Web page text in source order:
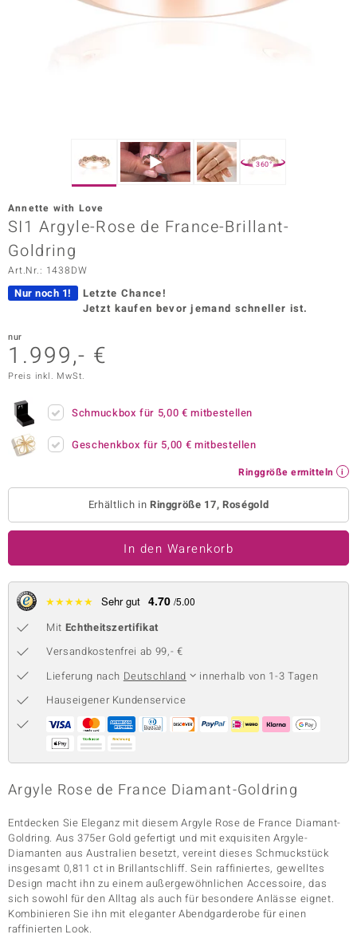
Vogue
BY DE MELO
Collection
360°
Annette with Love
SI1 Argyle-Rose de France-Brillant-
Goldring
Art.Nr.: 1438DW
Nur noch 1!
Letzte Chance!
Jetzt kaufen bevor jemand schneller ist.
nur
1.999,- €
Preis inkl. MwSt.
Schmuckbox für 5,00 € mitbestellen
Geschenkbox für 5,00 € mitbestellen
Ringgröße ermitteln
Erhältlich in Ringgröße 17, Roségold
In den Warenkorb
★★★★★ Sehr gut 4.70 /5.00
Mit Echtheitszertifikat
Versandkostenfrei ab 99,- €
Lieferung nach Deutschland
innerhalb von 1-3 Tagen
Hauseigener Kundenservice
Argyle Rose de France Diamant-Goldring
Entdecken Sie Eleganz mit diesem Argyle Rose de France Diamant-
Goldring. Aus 375er Gold gefertigt und mit exquisiten Argyle-
Diamanten aus Australien besetzt, vereint dieses Schmuckstück
insgesamt 0,811 ct in Brillantschliff. Sein raffiniertes, gewelltes
Design macht ihn zu einem außergewöhnlichen Accessoire, das
sich sowohl für den Alltag als auch für besondere Anlässe eignet.
Kombinieren Sie ihn mit eleganter Abendgarderobe für einen
raffinierten Look.